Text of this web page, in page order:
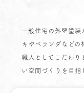
一般住宅の外壁塗装
キやベランダなどの
職人としてこだわり
い空間づくりを目指